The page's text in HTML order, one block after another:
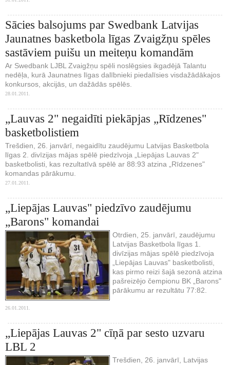
Sācies balsojums par Swedbank Latvijas
Jaunatnes basketbola līgas Zvaigžņu spēles
sastāviem puišu un meiteņu komandām
Ar Swedbank LJBL Zvaigžņu spēli noslēgsies ikgadējā Talantu
nedēļa, kurā Jaunatnes līgas dalībnieki piedalīsies visdažādākajos
konkursos, akcijās, un dažādās spēlēs.
28.01.2011.
„Lauvas 2" negaidīti piekāpjas „Rīdzenes"
basketbolistiem
Trešdien, 26. janvārī, negaidītu zaudējumu Latvijas Basketbola
līgas 2. divīzijas mājas spēlē piedzīvoja „Liepājas Lauvas 2"
basketbolisti, kas rezultatīvā spēlē ar 88:93 atzina „Rīdzenes"
komandas pārākumu.
27.01.2011.
„Liepājas Lauvas" piedzīvo zaudējumu
„Barons" komandai
Otrdien, 25. janvārī, zaudējumu
Latvijas Basketbola līgas 1.
divīzijas mājas spēlē piedzīvoja
„Liepājas Lauvas" basketbolisti,
kas pirmo reizi šajā sezonā atzina
pašreizējo čempionu BK „Barons"
pārākumu ar rezultātu 77:82.
26.01.2011.
„Liepājas Lauvas 2" cīņā par sesto uzvaru
LBL 2
Trešdien, 26. janvārī, Latvijas